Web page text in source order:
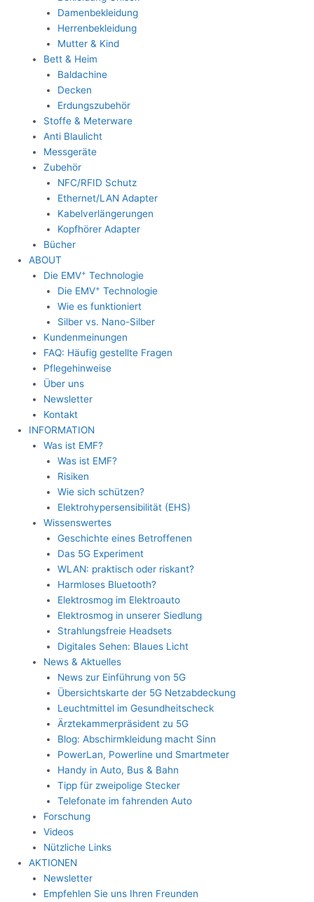
Damenbekleidung
Herrenbekleidung
Mutter & Kind
Bett & Heim
Baldachine
Decken
Erdungszubehör
Stoffe & Meterware
Anti Blaulicht
Messgeräte
Zubehör
NFC/RFID Schutz
Ethernet/LAN Adapter
Kabelverlängerungen
Kopfhörer Adapter
Bücher
ABOUT
Die EMV+ Technologie
Die EMV+ Technologie
Wie es funktioniert
Silber vs. Nano-Silber
Kundenmeinungen
FAQ: Häufig gestellte Fragen
Pflegehinweise
Über uns
Newsletter
Kontakt
INFORMATION
Was ist EMF?
Was ist EMF?
Risiken
Wie sich schützen?
Elektrohypersensibilität (EHS)
Wissenswertes
Geschichte eines Betroffenen
Das 5G Experiment
WLAN: praktisch oder riskant?
Harmloses Bluetooth?
Elektrosmog im Elektroauto
Elektrosmog in unserer Siedlung
Strahlungsfreie Headsets
Digitales Sehen: Blaues Licht
News & Aktuelles
News zur Einführung von 5G
Übersichtskarte der 5G Netzabdeckung
Leuchtmittel im Gesundheitscheck
Ärztekammerpräsident zu 5G
Blog: Abschirmkleidung macht Sinn
PowerLan, Powerline und Smartmeter
Handy in Auto, Bus & Bahn
Tipp für zweipolige Stecker
Telefonate im fahrenden Auto
Forschung
Videos
Nützliche Links
AKTIONEN
Newsletter
Empfehlen Sie uns Ihren Freunden